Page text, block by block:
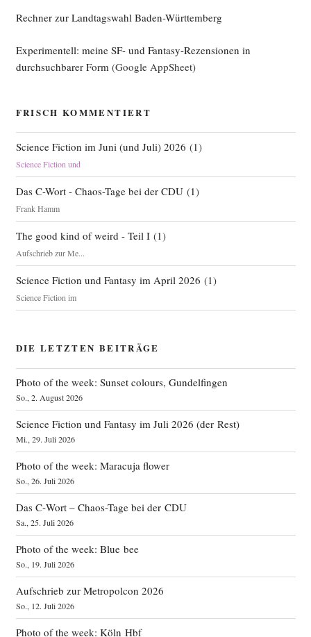
Rechner zur Landtagswahl Baden-Württemberg
Experimentell: meine SF- und Fantasy-Rezensionen in
durchsuchbarer Form (Google AppSheet)
FRISCH KOMMENTIERT
Science Fiction im Juni (und Juli) 2026 (1)
Science Fiction und
Das C-Wort - Chaos-Tage bei der CDU(1)
Frank Hamm
The good kind of weird - Teil I(1)
Aufschrieb zur Me...
Science Fiction und Fantasy im April 2026 (1)
Science Fiction im
DIE LETZTEN BEITRÄGE
Photo of the week: Sunset colours, Gundelfingen
So., 2. August 2026
Science Fiction und Fantasy im Juli 2026 (der Rest)
Mi., 29. Juli 2026
Photo of the week: Maracuja flower
So., 26. Juli 2026
Das C‑Wort – Chaos-Tage bei der CDU
Sa., 25. Juli 2026
Photo of the week: Blue bee
So., 19. Juli 2026
Aufschrieb zur Metropolcon 2026
So., 12. Juli 2026
Photo of the week: Köln Hbf